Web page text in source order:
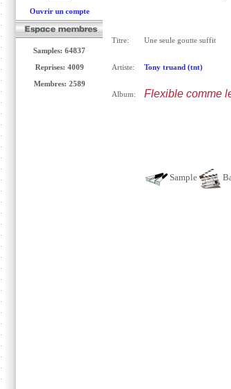
Ouvrir un compte
Samples: 64837
Reprises: 4009
Membres: 2589
Titre: Une seule goutte suffit
Artiste: Tony truand (tnt)
Album: Flexible comme
Sample